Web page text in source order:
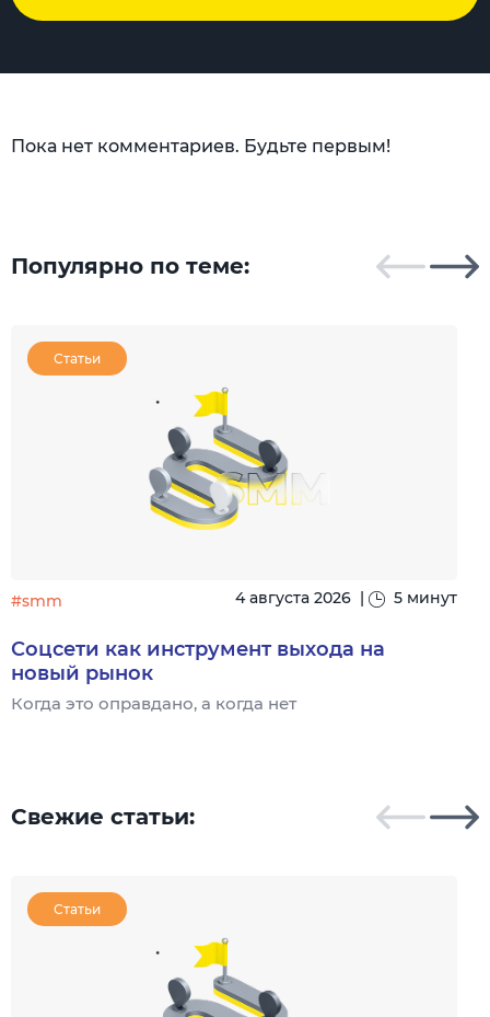
Пока нет комментариев. Будьте первым!
Популярно по теме:
Статьи
#smm 4 августа 2026 | 5 минут
Соцсети как инструмент выхода на
новый рынок
Когда это оправдано, а когда нет
Свежие статьи:
Статьи